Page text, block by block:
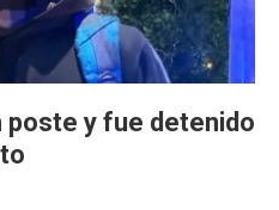
poste y fue detenido